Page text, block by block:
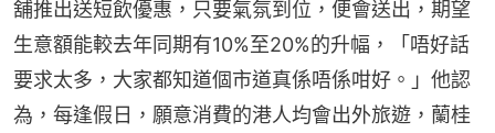
舖推出送短飲優惠，只要氣氛到位，便會送出，期望
生意額能較去年同期有10%至20%的升幅，「唔好話
要求太多，大家都知道個市道真係唔係咁好。」他認
為，每逢假日，願意消費的港人均會出外旅遊，蘭桂